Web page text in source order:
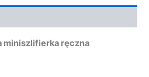
miniszlifierka ręczna